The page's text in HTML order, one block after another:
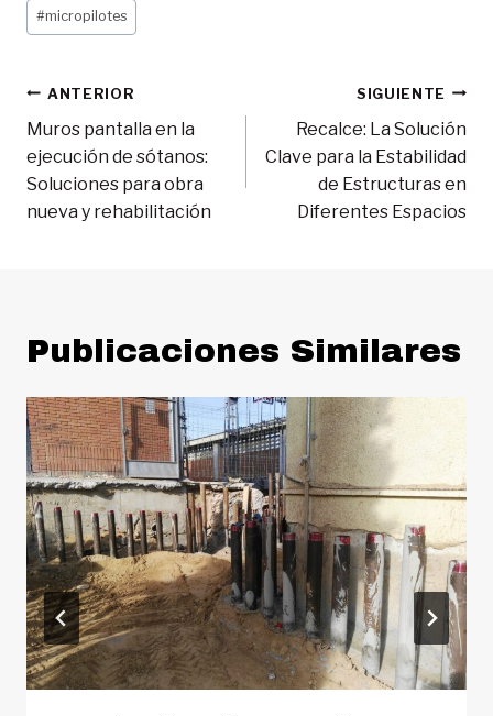
Etiquetas
de
entrada:
#micropilotes
Navegación
de
entradas
ANTERIOR
Muros pantalla en la
ejecución de sótanos:
Soluciones para obra
nueva y rehabilitación
SIGUIENTE
Recalce: La Solución
Clave para la Estabilidad
de Estructuras en
Diferentes Espacios
Publicaciones Similares